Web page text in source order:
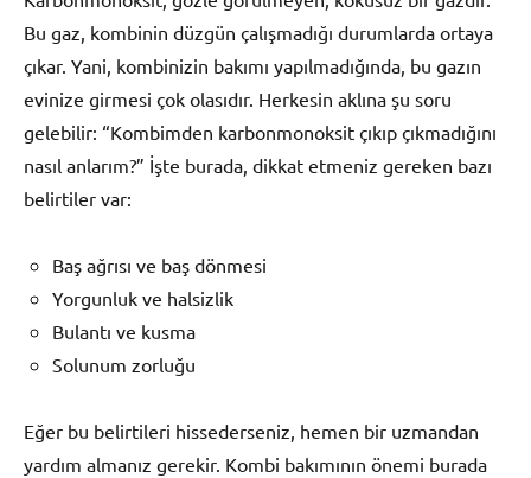
Bu gaz, kombinin düzgün çalışmadığı durumlarda ortaya
çıkar. Yani, kombinizin bakımı yapılmadığında, bu gazın
evinize girmesi çok olasıdır. Herkesin aklına şu soru
gelebilir: “Kombimden karbonmonoksit çıkıp çıkmadığını
nasıl anlarım?” İşte burada, dikkat etmeniz gereken bazı
belirtiler var:
Baş ağrısı ve baş dönmesi
Yorgunluk ve halsizlik
Bulantı ve kusma
Solunum zorluğu
Eğer bu belirtileri hissederseniz, hemen bir uzmandan
yardım almanız gerekir. Kombi bakımının önemi burada